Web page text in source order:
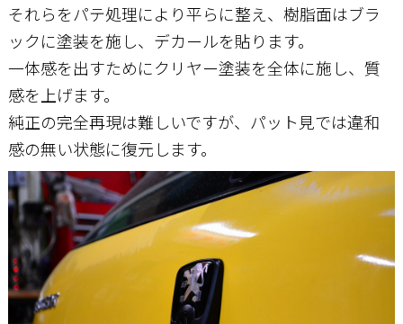
それらをパテ処理により平らに整え、樹脂面はブラ
ックに塗装を施し、デカールを貼ります。
一体感を出すためにクリヤー塗装を全体に施し、質
感を上げます。
純正の完全再現は難しいですが、パット見では違和
感の無い状態に復元します。